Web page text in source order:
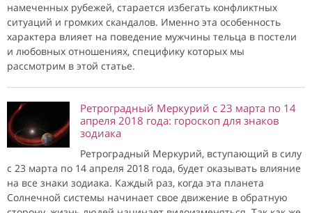
намеченных рубежей, старается избегать конфликтных
ситуаций и громких скандалов. Именно эта особенность
характера влияет на поведение мужчины тельца в постели
и любовных отношениях, специфику которых мы
рассмотрим в этой статье.
Ретроградный Меркурий с 23 марта по 14
апреля 2018 года: гороскоп для знаков
зодиака
Ретроградный Меркурий, вступающий в силу
с 23 марта по 14 апреля 2018 года, будет оказывать влияние
на все знаки зодиака. Каждый раз, когда эта планета
Солнечной системы начинает свое движение в обратную